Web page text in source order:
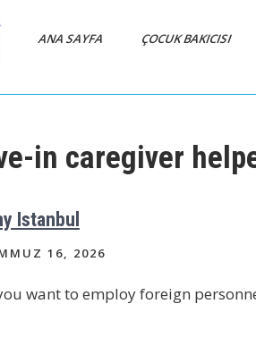
ANA SAYFA ÇOCUK BAKICISI
in caregiver
Istanbul
16, 2026
want to employ foreign